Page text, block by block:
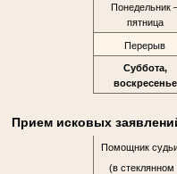
Понедельник
пятница
Перерыв
Суббота,
воскресенье
Прием исковых
Помощник
(в стеклянном